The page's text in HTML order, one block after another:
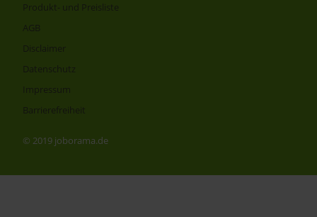
Produkt- und Preisliste
AGB
Disclaimer
Datenschutz
Impressum
Barrierefreiheit
© 2019 joborama.de